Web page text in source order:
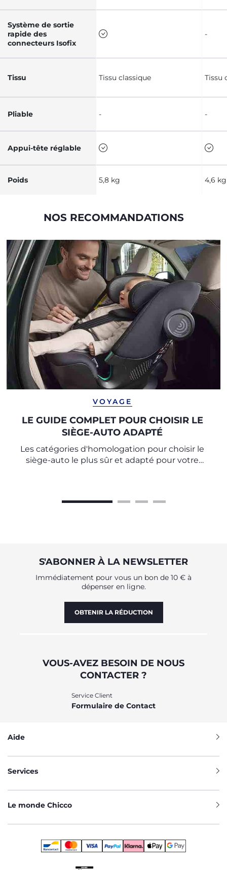
Système de sortie
rapide des
connecteurs Isofix
-
Tissu Tissu classique Tissu
Pliable - -
Appui-tête réglable
Poids 5,8 kg 4,6 kg
NOS RECOMMANDATIONS
VOYAGE
LE GUIDE COMPLET POUR CHOISIR LE
SIÈGE-AUTO ADAPTÉ
Les catégories d'homologation pour choisir le
siège-auto le plus sûr et adapté pour votre
S'ABONNER À LA NEWSLETTER
Immédiatement pour vous un bon de 10 € à
dépenser en ligne.
OBTENIR LA RÉDUCTION
VOUS-AVEZ BESOIN DE NOUS
CONTACTER ?
Service Client
Formulaire de Contact
Aide
Services
Le monde Chicco